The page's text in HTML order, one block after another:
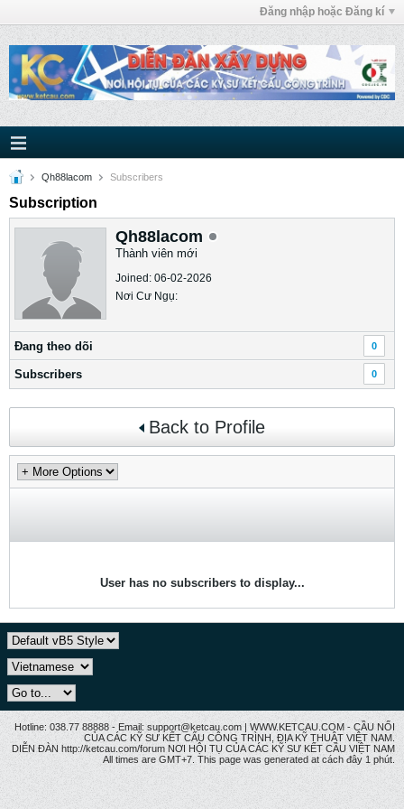
Đăng nhập hoặc Đăng kí
Qh88lacom Subscribers
Subscription
Qh88lacom
Thành viên mới
Joined: 06-02-2026
Nơi Cư Ngụ:
Ðang theo dõi 0
Subscribers 0
Back to Profile
User has no subscribers to display...
Hotline: 038.77 88888 - Email: support@ketcau.com | WWW.KETCAU.COM - CẦU NỐI
CỦA CÁC KỸ SƯ KẾT CẤU CÔNG TRÌNH, ĐỊA KỸ THUẬT VIỆT NAM.
DIỄN ĐÀN http://ketcau.com/forum NƠI HỘI TỤ CỦA CÁC KỸ SƯ KẾT CÂU VIỆT NAM
All times are GMT+7. This page was generated at cách đây 1 phút.